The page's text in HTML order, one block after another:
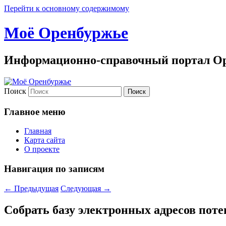
Перейти к основному содержимому
Моё Оренбуржье
Информационно-справочный портал
Поиск
Главное меню
Главная
Карта сайта
О проекте
Навигация по записям
← Предыдущая Следующая →
Собрать базу электронных адресов